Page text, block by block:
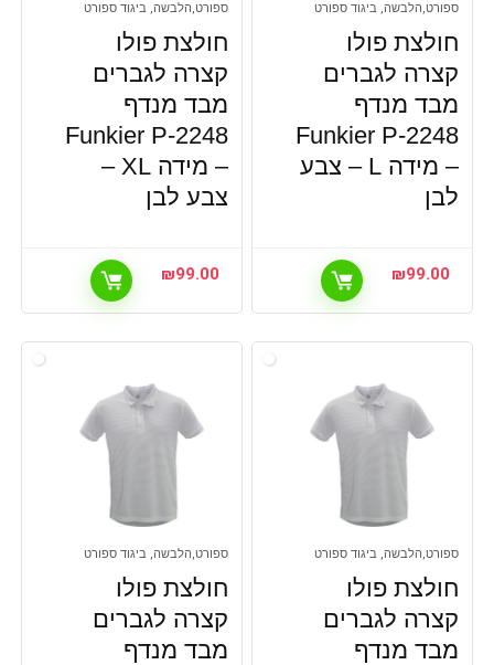
ספורט,הלבשה, ביגוד ספורט
חולצת פולו
קצרה לגברים
מבד מנדף
Funkier P-2248
– מידה L – צבע
לבן
₪99.00
ספורט,הלבשה, ביגוד ספורט
חולצת פולו
קצרה לגברים
מבד מנדף
Funkier P-2248
– מידה XL –
צבע לבן
₪99.00
ספורט,הלבשה, ביגוד ספורט
חולצת פולו
קצרה לגברים
מבד מנדף
ספורט,הלבשה, ביגוד ספורט
חולצת פולו
קצרה לגברים
מבד מנדף